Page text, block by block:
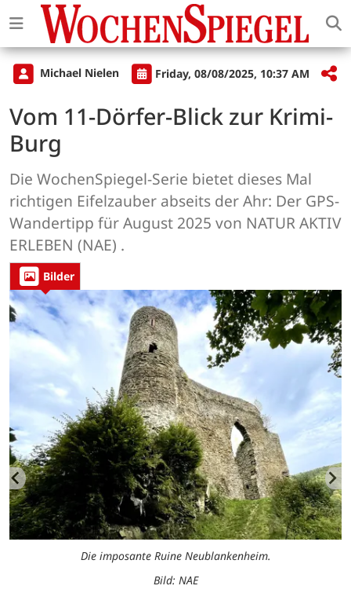
Michael Nielen Friday, 08/08/2025, 10:37 AM
Vom 11-Dörfer-Blick zur Krimi-
Burg
Die WochenSpiegel-Serie bietet dieses Mal
richtigen Eifelzauber abseits der Ahr: Der GPS-
Wandertipp für August 2025 von NATUR AKTIV
ERLEBEN (NAE) .
Bilder
Die imposante Ruine Neublankenheim.
Bild: NAE